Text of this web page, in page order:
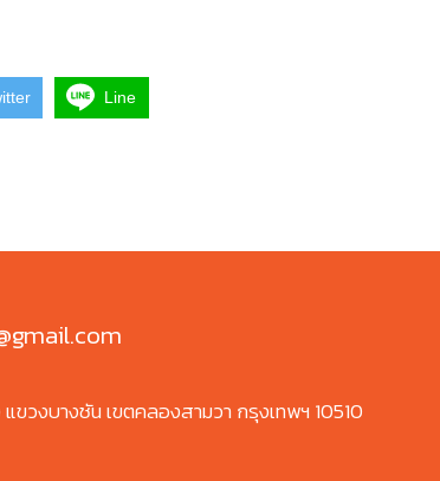
Line
วงบางชัน เขตคลองสามวา กรุงเทพฯ 10510